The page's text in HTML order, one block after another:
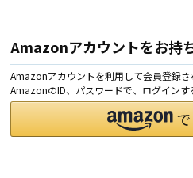
Amazonアカウントをお持
Amazonアカウントを利用して会員登録さ
AmazonのID、パスワードで、ログインす